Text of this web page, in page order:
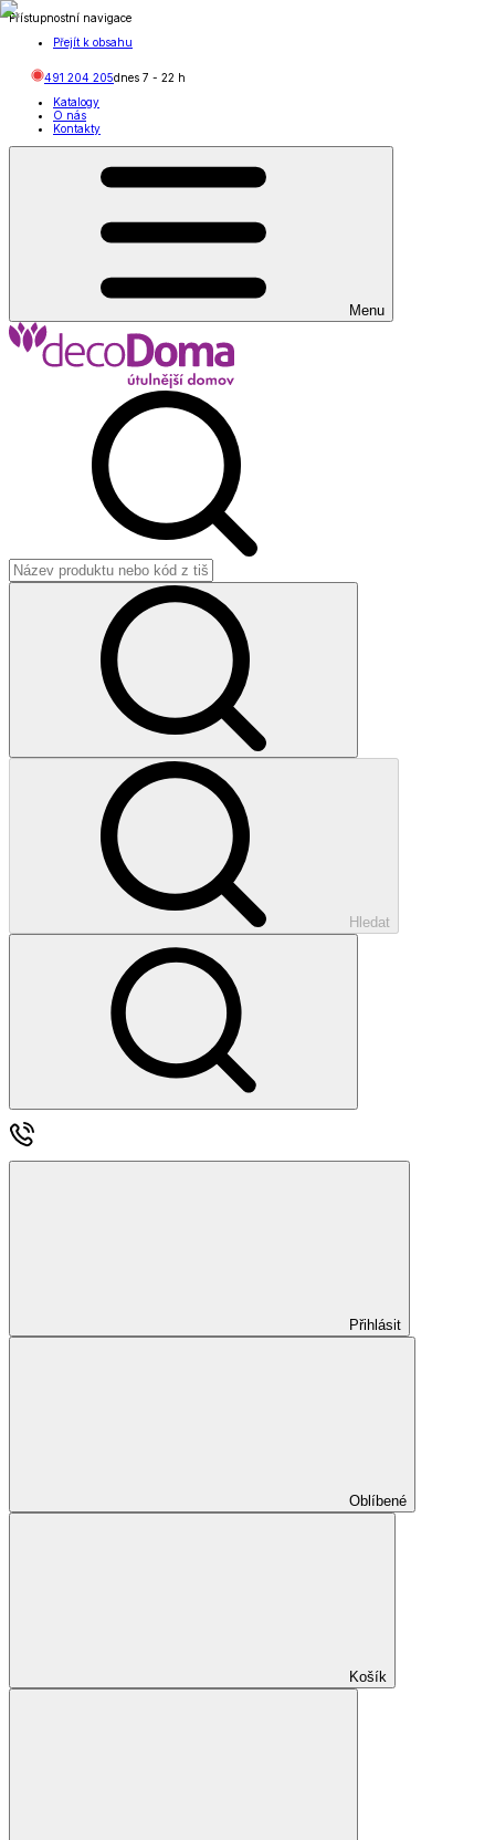
Přístupnostní navigace
Přejít k obsahu
491 204 205dnes 7 - 22 h
Katalogy
O nás
Kontakty
Menu
Hledat
Přihlásit
Oblíbené
Košík